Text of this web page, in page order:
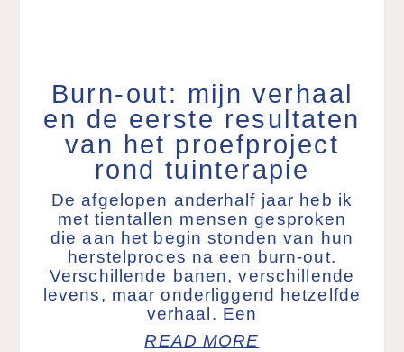
Burn-out: mijn verhaal
en de eerste resultaten
van het proefproject
rond tuinterapie
De afgelopen anderhalf jaar heb ik
met tientallen mensen gesproken
die aan het begin stonden van hun
herstelproces na een burn-out.
Verschillende banen, verschillende
levens, maar onderliggend hetzelfde
verhaal. Een
READ MORE